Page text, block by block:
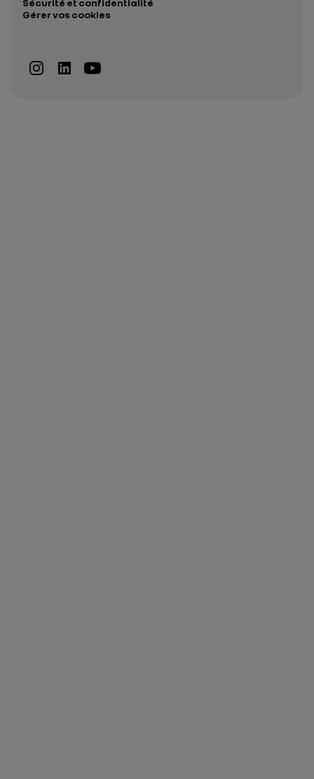
Sécurité et confidentialité
Gérer vos cookies